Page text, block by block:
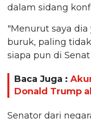
dalam sidang
"Menurut saya
buruk, paling
siapa pun di Senat
Baca Juga :
Donald Trump
Senator dari